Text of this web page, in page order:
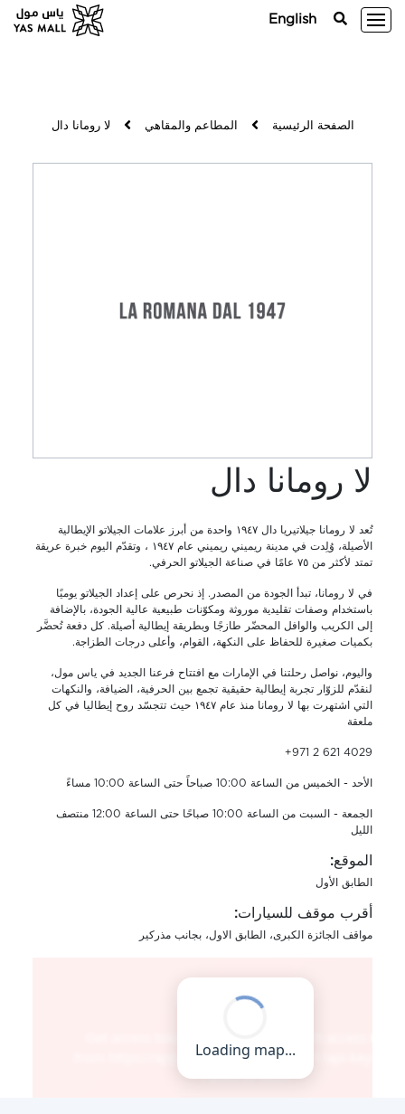
English
الصفحة الرئيسية المطاعم والمقاهي لا رومانا دال
لا رومانا دال
تُعد لا رومانا جيلاتيريا دال ١٩٤٧ واحدة من أبرز علامات الجيلاتو الإيطالية
الأصيلة، وُلِدت في مدينة ريميني ريميني عام ١٩٤٧ ، وتقدّم اليوم خبرة عريقة
تمتد لأكثر من ٧٥ عامًا في صناعة الجيلاتو الحرفي.
في لا رومانا، تبدأ الجودة من المصدر. إذ نحرص على إعداد الجيلاتو يوميًا
باستخدام وصفات تقليدية موروثة ومكوّنات طبيعية عالية الجودة، بالإضافة
إلى الكريب والوافل المحضّر طازجًا وبطريقة إيطالية أصيلة. كل دفعة تُحضَّر
بكميات صغيرة للحفاظ على النكهة، القوام، وأعلى درجات الطزاجة.
واليوم، نواصل رحلتنا في الإمارات مع افتتاح فرعنا الجديد في ياس مول،
لنقدّم للزوّار تجربة إيطالية حقيقية تجمع بين الحرفية، الضيافة، والنكهات
التي اشتهرت بها لا رومانا منذ عام ١٩٤٧ حيث تتجسّد روح إيطاليا في كل
ملعقة
+971 2 621 4029
الأحد - الخميس من الساعة 10:00 صباحاً حتى الساعة 10:00 مساءً
الجمعة - السبت من الساعة 10:00 صباحًا حتى الساعة 12:00 منتصف
الليل
الموقع:
الطابق الأول
أقرب موقف للسيارات:
مواقف الجائزة الكبرى، الطابق الاول، بجانب مذركير